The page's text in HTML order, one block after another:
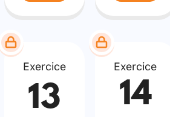
Exercice
13
Exercice
14